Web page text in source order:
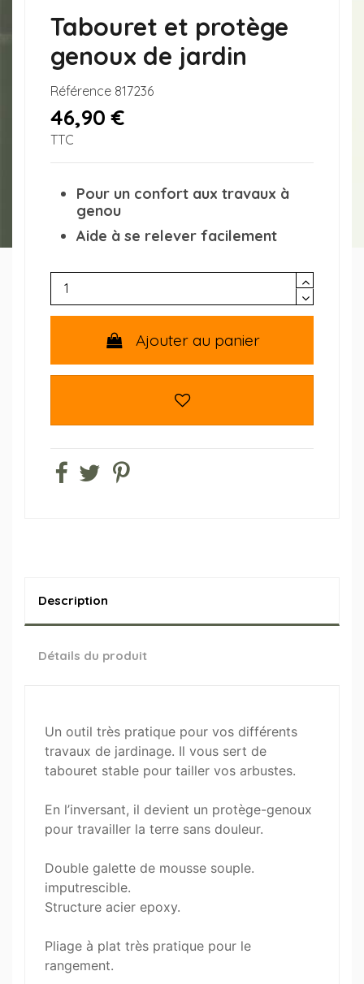
Tabouret et protège
genoux de jardin
Référence 817236
46,90 €
TTC
Pour un confort aux travaux à
genou
Aide à se relever facilement
Ajouter au panier
Description
Détails du produit
Un outil très pratique pour vos différents
travaux de jardinage. Il vous sert de
tabouret stable pour tailler vos arbustes.
En l’inversant, il devient un protège-genoux
pour travailler la terre sans douleur.
Double galette de mousse souple.
imputrescible.
Structure acier epoxy.
Pliage à plat très pratique pour le
rangement.